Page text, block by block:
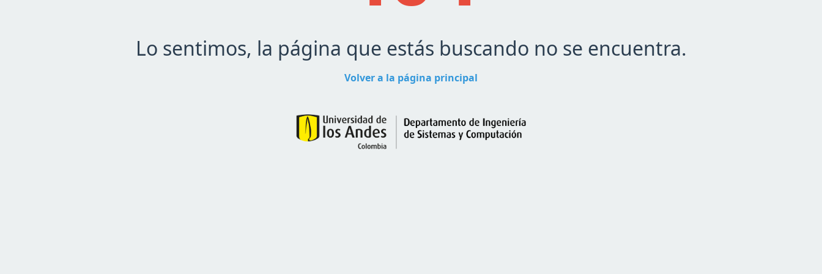
Lo sentimos, la página que estás buscando no se encuentra.
Volver a la página principal